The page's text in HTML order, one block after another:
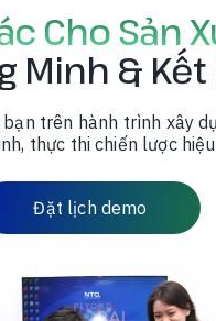
Cho Sản
Minh & Kết
trên hành trình xây
thực thi chiến lược
Đặt lịch demo